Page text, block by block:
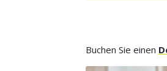
Buchen Sie einen